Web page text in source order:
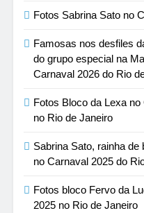
Fotos Sabrina Sato no
Famosas nos desfiles
do grupo especial na
Carnaval 2026 do Rio
Fotos Bloco da Lexa
no Rio de Janeiro
Sabrina Sato, rainha de
no Carnaval 2025 do
Fotos bloco Fervo da
2025 no Rio de Janeiro